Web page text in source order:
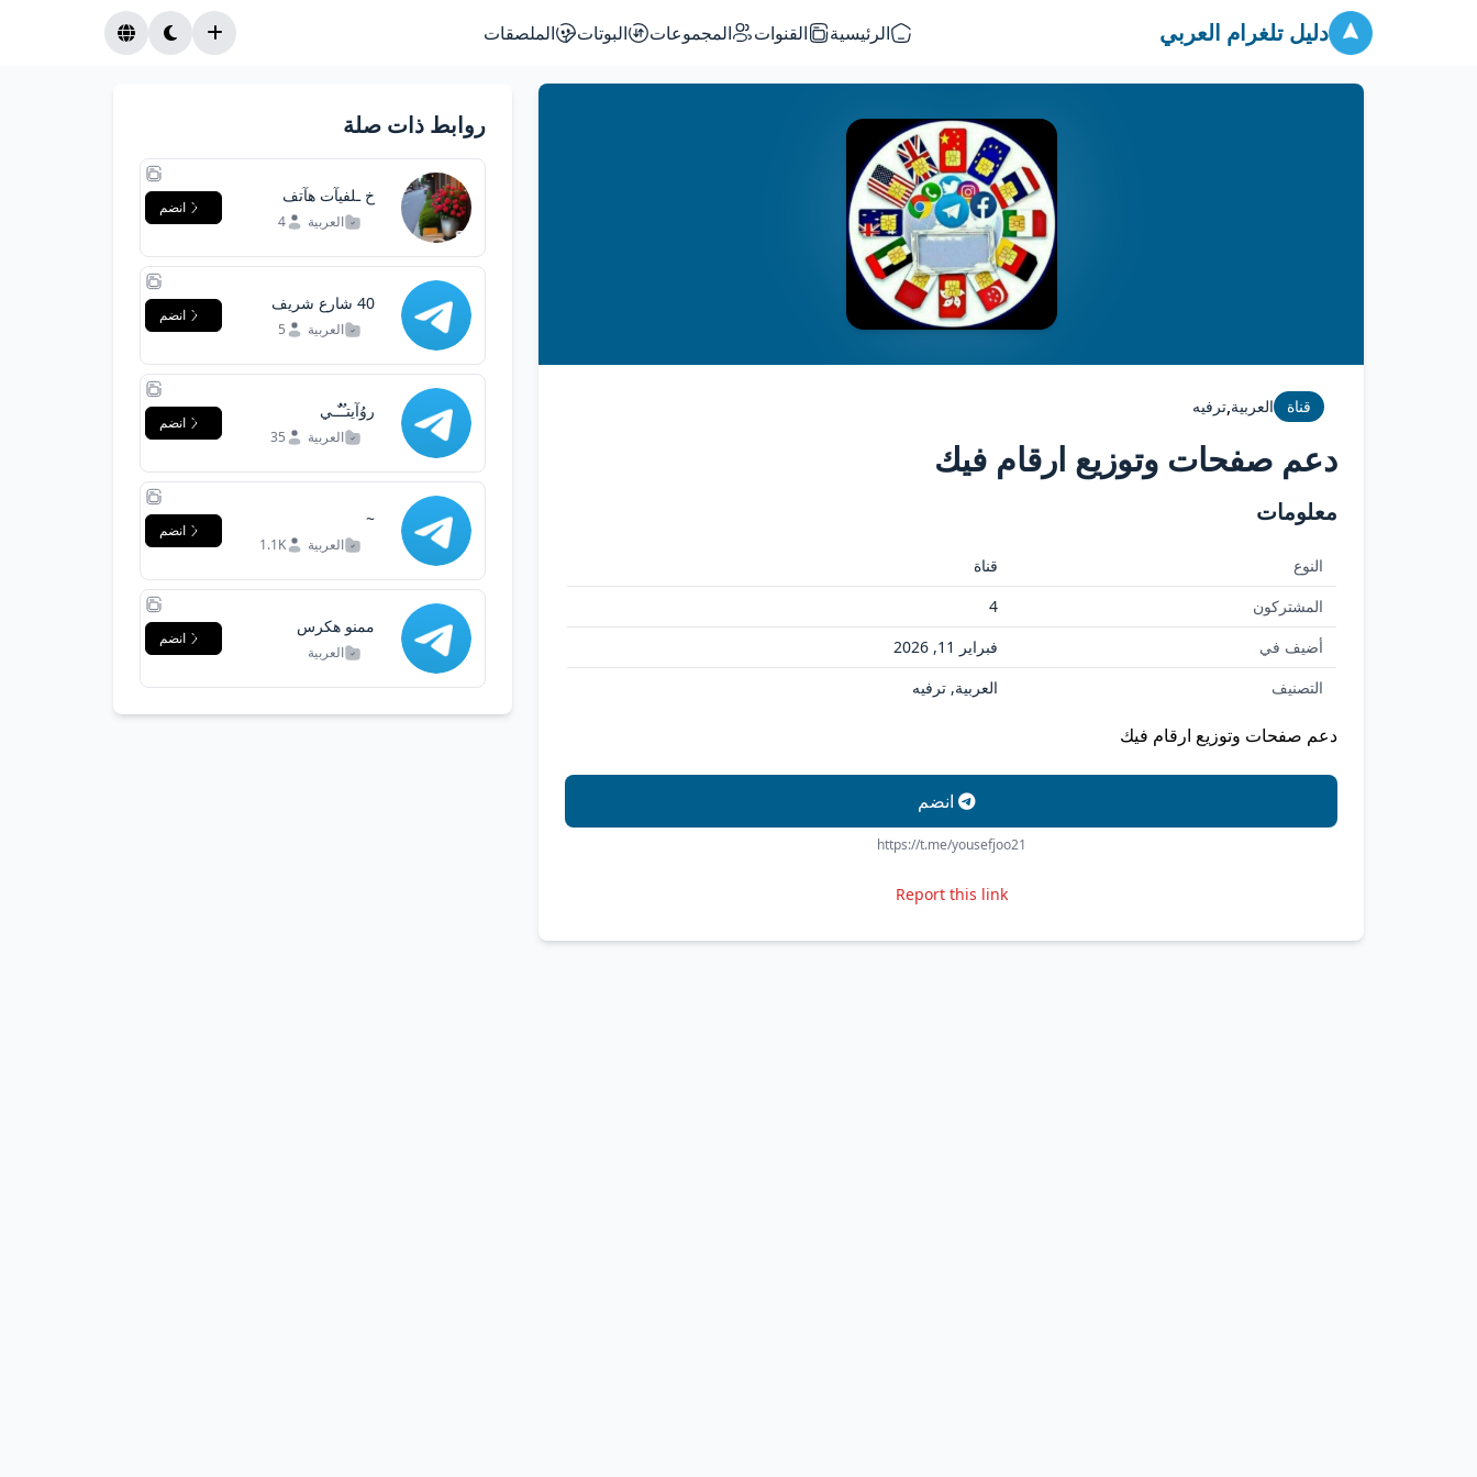
دليل تلغرام العربي الرئيسية القنوات المجموعات البوتات الملصقات
قناة العربية,ترفيه
دعم صفحات وتوزيع ارقام فيك
معلومات
النوع
قناة
المشتركون
4
أضيف في
فبراير 11, 2026
التصنيف
العربية, ترفيه
دعم صفحات وتوزيع ارقام فيك
انضم
https://t.me/yousefjoo21
Report this link
روابط ذات صلة
خ ـلفيآت هآتف
روعهالعربية 4
انضم
40 شارع شريف
تقاطع شارع راغب
العربية 5
انضم
روُآيتـٌـٌٌـي
العربية 35
انضم
~
العربية 1.1K
انضم
ممنو هكرس
المجموع والسب
المحتويات الجنسيه
ولااحديهكر
العربية
انضم